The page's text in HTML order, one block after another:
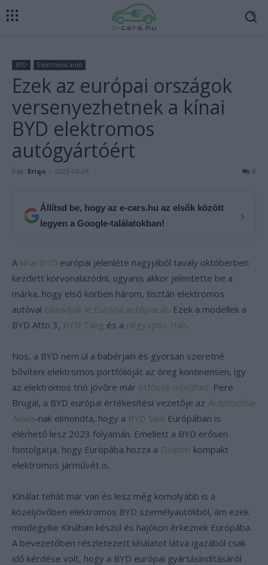
BYD Elektromos autó
Ezek az európai országok
versenyezhetnek a kínai
BYD elektromos
autógyártóért
Írta: Eriqo - 2023-05-26 0
Állítsd be, hogy az e-cars.hu az elsők között
legyen a Google-találatokban!
›
A kínai BYD európai jelenléte nagyjából tavaly októberben
kezdett körvonalazódni, ugyanis akkor jelentette be a
márka, hogy első körben három, tisztán elektromos
autóval támadják le Európa autópiacát. Ezek a modellek a
BYD Atto 3, BYD Tang és a négyajtós Han.
Nos, a BYD nem ül a babérjain és gyorsan szeretné
bővíteni elektromos portfólióját az öreg kontinensen, így
az elektromos trió jövőre már ötfőssé bővülhet. Pere
Brugal, a BYD európai értékesítési vezetője az Automotive
News-nak elmondta, hogy a BYD Seal Európában is
elérhető lesz 2023 folyamán. Emellett a BYD erősen
fontolgatja, hogy Európába hozza a Dolphin kompakt
elektromos járművét is.
Kínálat tehát már van és lesz még komolyabb is a
közeljövőben elektromos BYD személyautókból, ám ezek
mindegyike Kínában készül és hajókon érkeznek Európába.
A bevezetőben részletezett kínálatot látva igazából csak
idő kérdése volt, hogy a BYD európai gyártásindításáról